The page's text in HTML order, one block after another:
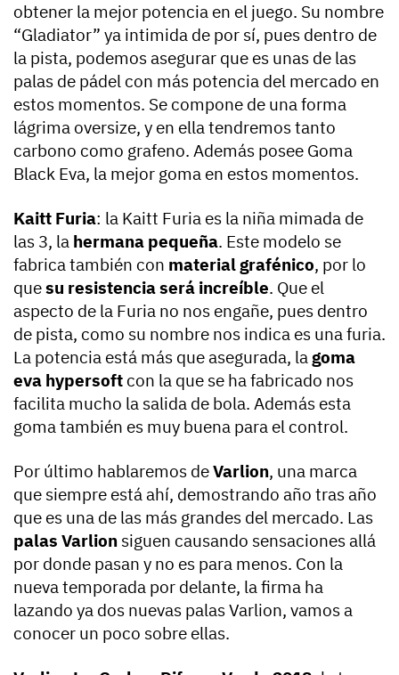
obtener la mejor potencia en el juego. Su nombre
“Gladiator” ya intimida de por sí, pues dentro de
la pista, podemos asegurar que es unas de las
palas de pádel con más potencia del mercado en
estos momentos. Se compone de una forma
lágrima oversize, y en ella tendremos tanto
carbono como grafeno. Además posee Goma
Black Eva, la mejor goma en estos momentos.
Kaitt Furia: la Kaitt Furia es la niña mimada de
las 3, la hermana pequeña. Este modelo se
fabrica también con material grafénico, por lo
quesu resistencia será increíble. Que el
aspecto de la Furia no nos engañe, pues dentro
de pista, como su nombre nos indica es una furia.
La potencia está más que asegurada, la goma
eva hypersoft con la que se ha fabricado nos
facilita mucho la salida de bola. Además esta
goma también es muy buena para el control.
Por último hablaremos deVarlion, una marca
que siempre está ahí, demostrando año tras año
que es una de las más grandes del mercado. Las
palas Varlion siguen causando sensaciones allá
por donde pasan y no es para menos. Con la
nueva temporada por delante, la firma ha
lazando ya dos nuevas palas Varlion, vamos a
conocer un poco sobre ellas.